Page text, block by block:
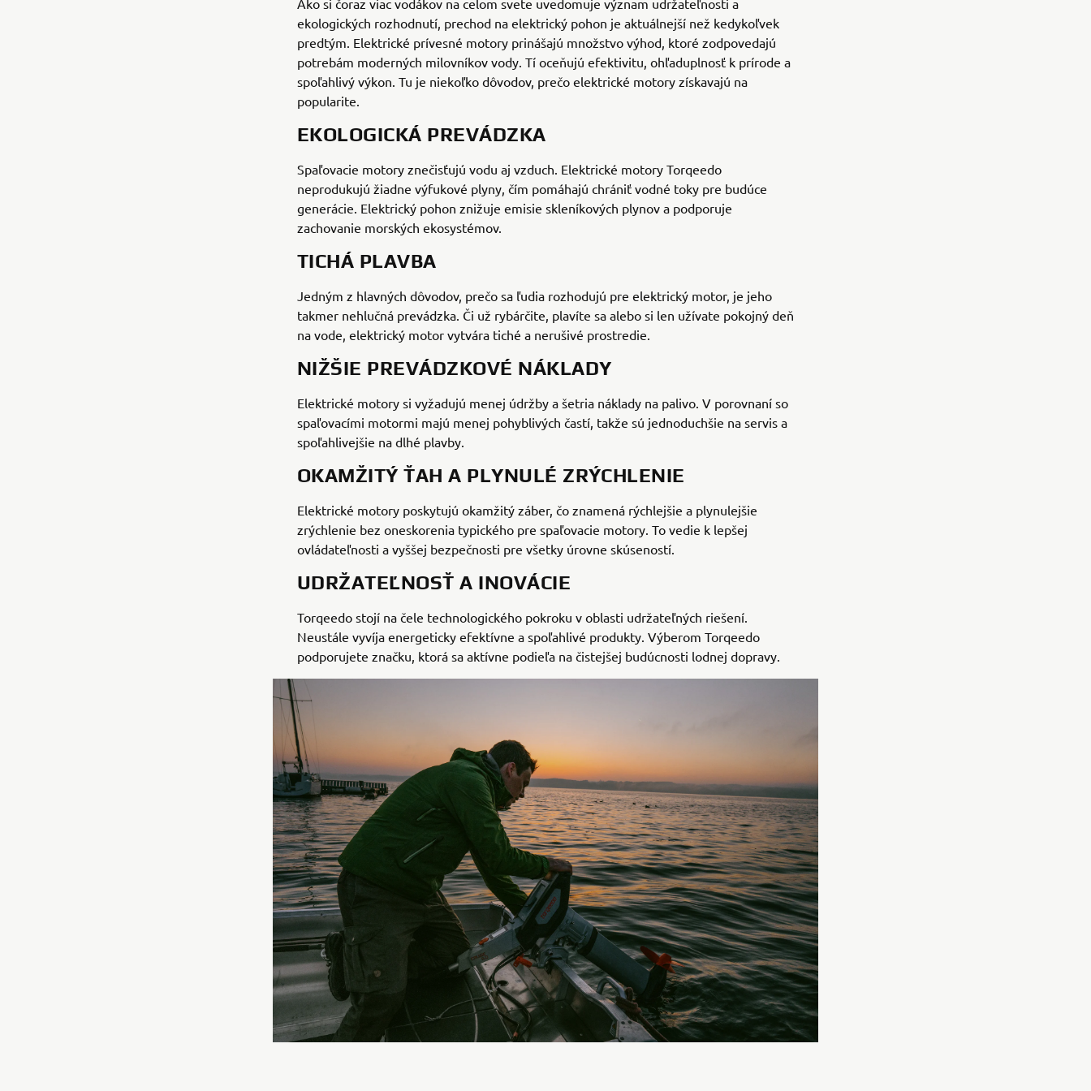
Ako si čoraz viac vodákov na celom svete uvedomuje význam udržateľnosti a
ekologických rozhodnutí, prechod na elektrický pohon je aktuálnejší než kedykoľvek
predtým. Elektrické prívesné motory prinášajú množstvo výhod, ktoré zodpovedajú
potrebám moderných milovníkov vody. Tí oceňujú efektivitu, ohľaduplnosť k prírode a
spoľahlivý výkon. Tu je niekoľko dôvodov, prečo elektrické motory získavajú na
popularite.
EKOLOGICKÁ PREVÁDZKA
Spaľovacie motory znečisťujú vodu aj vzduch. Elektrické motory Torqeedo
neprodukujú žiadne výfukové plyny, čím pomáhajú chrániť vodné toky pre budúce
generácie. Elektrický pohon znižuje emisie skleníkových plynov a podporuje
zachovanie morských ekosystémov.
TICHÁ PLAVBA
Jedným z hlavných dôvodov, prečo sa ľudia rozhodujú pre elektrický motor, je jeho
takmer nehlučná prevádzka. Či už rybárčite, plavíte sa alebo si len užívate pokojný deň
na vode, elektrický motor vytvára tiché a nerušivé prostredie.
NIŽŠIE PREVÁDZKOVÉ NÁKLADY
Elektrické motory si vyžadujú menej údržby a šetria náklady na palivo. V porovnaní so
spaľovacími motormi majú menej pohyblivých častí, takže sú jednoduchšie na servis a
spoľahlivejšie na dlhé plavby.
OKAMŽITÝ ŤAH A PLYNULÉ ZRÝCHLENIE
Elektrické motory poskytujú okamžitý záber, čo znamená rýchlejšie a plynulejšie
zrýchlenie bez oneskorenia typického pre spaľovacie motory. To vedie k lepšej
ovládateľnosti a vyššej bezpečnosti pre všetky úrovne skúseností.
UDRŽATEĽNOSŤ A INOVÁCIE
Torqeedo stojí na čele technologického pokroku v oblasti udržateľných riešení.
Neustále vyvíja energeticky efektívne a spoľahlivé produkty. Výberom Torqeedo
podporujete značku, ktorá sa aktívne podieľa na čistejšej budúcnosti lodnej dopravy.